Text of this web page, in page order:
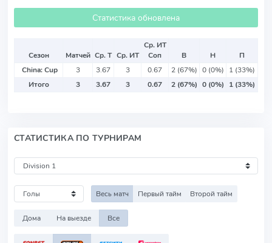
Статистика обновлена
Сезон Матчей Ср. Т Ср. ИТ
Ср. ИТ
Соп
В Н
П
China: Cup
3 3.67 3 0.67 2 (67%) 0 (0%)
1 (33%)
Итого
3 3.67 3 0.67 2 (67%) 0 (0%) 1 (33%)
СТАТИСТИКА ПО ТУРНИРАМ
Весь матч Первый тайм Второй тайм
Дома На выезде Все